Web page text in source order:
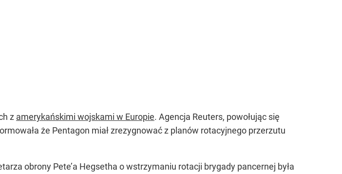
z amerykańskimi wojskami w Europie. Agencja Reuters, powołując się
że Pentagon miał zrezygnować z planów rotacyjnego przerzutu
obrony Pete’a Hegsetha o wstrzymaniu rotacji brygady pancernej była